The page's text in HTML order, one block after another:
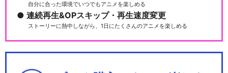
自分に合った環境でいつでもアニメを楽しめる
連続再生&OPスキップ・再生速度変更
ストーリーに熱中しながら、1日にたくさんのアニメを楽しめる